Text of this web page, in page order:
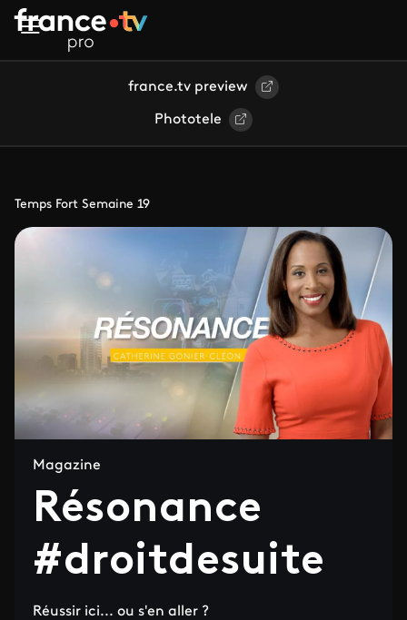
Aller au contenu principal
france.tv preview
Phototele
Temps Fort Semaine 19
Magazine
Résonance
#droitdesuite
Réussir ici... ou s'en aller ?